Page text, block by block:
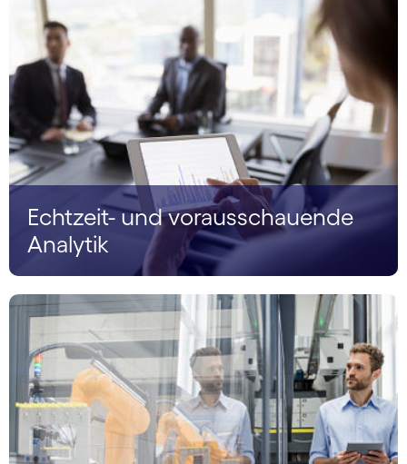
Echtzeit- und vorausschauende
Analytik